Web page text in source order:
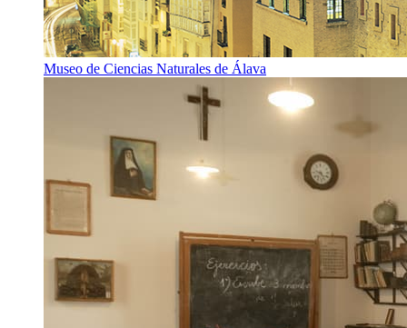
Museo de Ciencias Naturales de Álava